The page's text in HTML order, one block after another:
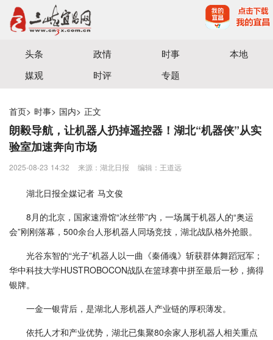
宜昌三峡融媒体中心主办
头条 政情 时事
本地
媒观
时评 专题
首页> 时事> 国内> 正文
朗毅导航，让机器人扔掉遥控器！湖北“机器侠”从实
验室加速奔向市场
2025-08-23 14:32 来源：湖北日报 编辑：王道远
湖北日报全媒记者 马文俊
8月的北京，国家速滑馆“冰丝带”内，一场属于机器人的“奥运
会”刚刚落幕，500余台人形机器人同场竞技，湖北战队格外抢眼。
光谷东智的“光子”机器人以一曲《秦俑魂》斩获群体舞蹈冠军；
华中科技大学HUSTROBOCON战队在篮球赛中拼至最后一秒，摘得
银牌。
一金一银背后，是湖北人形机器人产业链的厚积薄发。
依托人才和产业优势，湖北已集聚80余家人形机器人相关重点